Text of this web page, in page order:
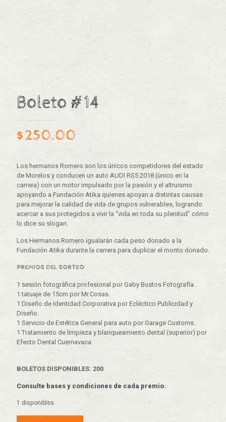
Boleto #14
$250.00
Los hermanos Romero son los únicos competidores del estado
de Morelos y conducen un auto AUDI RS5 2018 (único en la
carrera) con un motor impulsado por la pasión y el altruismo
apoyando a Fundación Atika quienes apoyan a distintas causas
para mejorar la calidad de vida de grupos vulnerables, logrando
acercar a sus protegidos a vivir la “vida en toda su plenitud” cómo
lo dice su slogan.
Los Hermanos Romero igualarán cada peso donado a la
Fundación Atika durante la carrera para duplicar el monto donado.
PREMIOS DEL SORTEO
1 sesión fotográfica profesional por Gaby Bustos Fotografía.
1 tatuaje de 15cm por Mr.Cosas.
1 Diseño de Identidad Corporativa por Ecléctico Publicidad y
Diseño.
1 Servicio de Estética General para auto por Garage Customs.
1 Tratamiento de limpieza y blanqueamiento dental (superior) por
Efecto Dental Cuernavaca.
BOLETOS DISPONIBLES: 200
Consulte bases y condiciones de cada premio.
1 disponibles